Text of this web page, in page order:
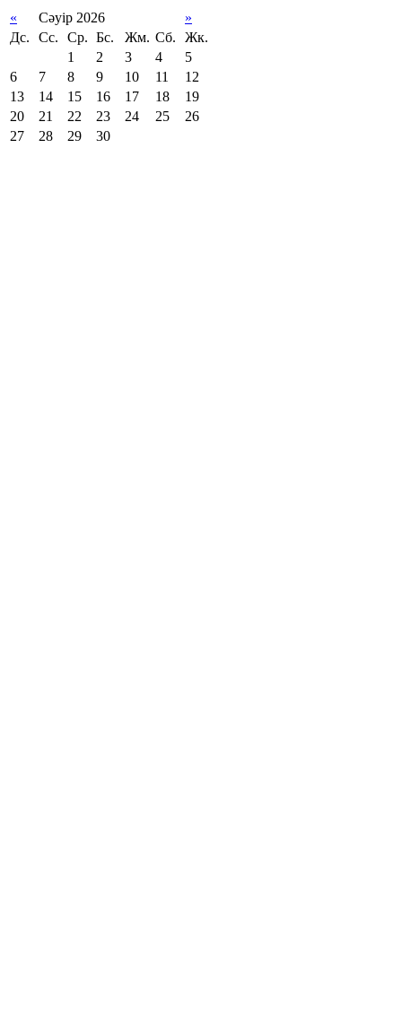
« Сәуір 2026
»
Дс.
Сс. Ср. Бс. Жм. Сб.
Жк.
1
2 3 4
5
6
7 8 9 10 11
12
13
14 15 16 17 18
19
20
21 22 23 24 25
26
27
28 29 30